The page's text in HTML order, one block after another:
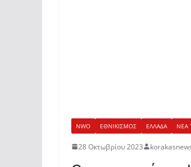
NWO ΕΘΝΙΚΙΣΜΟΣ ΕΛΛΑΔΑ ΝΕΑ
28 Οκτωβρίου 2023